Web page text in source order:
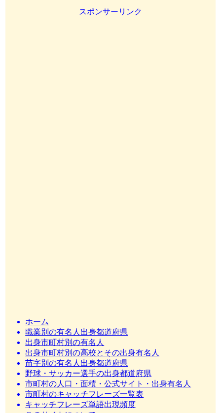
スポンサーリンク
ホーム
職業別の有名人出身都道府県
出身市町村別の有名人
出身市町村別の高校とその出身有名人
苗字別の有名人出身都道府県
野球・サッカー選手の出身都道府県
市町村の人口・面積・公式サイト・出身有名人
市町村のキャッチフレーズ一覧表
キャッチフレーズ単語出現頻度